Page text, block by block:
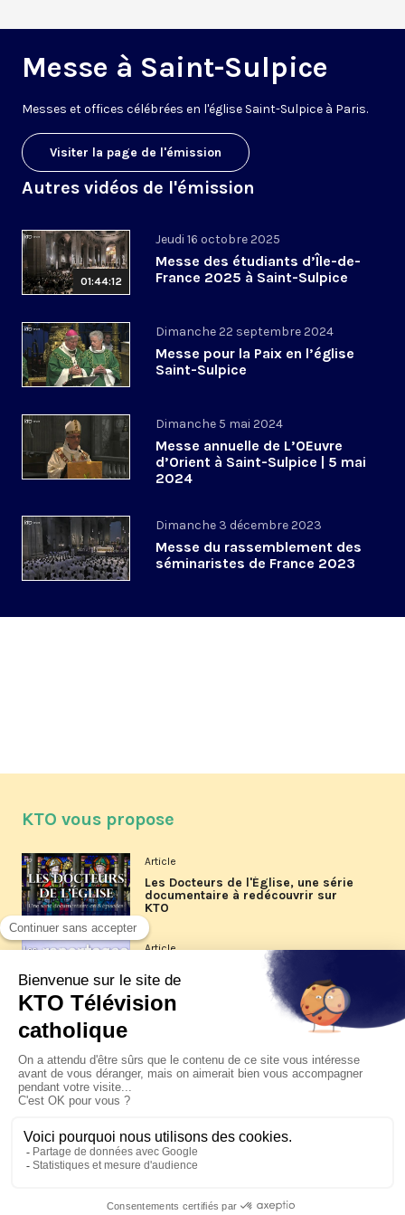
Messe à Saint-Sulpice
Messes et offices célébrées en l'église Saint-Sulpice à Paris.
Visiter la page de l'émission
Autres vidéos de l'émission
01:44:12
Jeudi 16 octobre 2025
Messe des étudiants d’Île-de-
France 2025 à Saint-Sulpice
Dimanche 22 septembre 2024
Messe pour la Paix en l’église
Saint-Sulpice
Dimanche 5 mai 2024
Messe annuelle de L’OEuvre
d’Orient à Saint-Sulpice | 5 mai
2024
Dimanche 3 décembre 2023
Messe du rassemblement des
séminaristes de France 2023
KTO vous propose
Article
Les Docteurs de l'Église, une série
documentaire à redécouvrir sur
KTO
Article
Les reportages d'été 2026 de KTO
La visite pastorale du pape Léon
XIV à Assise à suivre sur KTO le
jeudi 6 août
Le pape en Uruguay, Argentine et
Pérou du 6 au 17 novembre 2026